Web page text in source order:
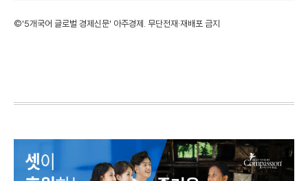
©'5개국어 글로벌 경제신문' 아주경제. 무단전재·재배포 금지